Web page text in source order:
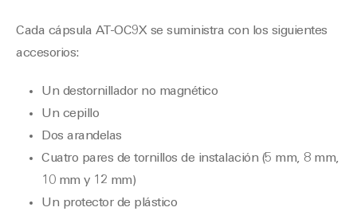
Cada cápsula AT-OC9X se suministra con los siguientes
accesorios:
Un destornillador no magnético
Un cepillo
Dos arandelas
Cuatro pares de tornillos de instalación (5 mm, 8 mm,
10 mm y 12 mm)
Un protector de plástico